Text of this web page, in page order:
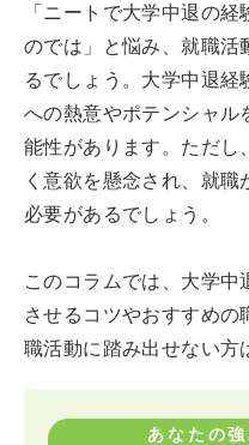
「ニートで大学中退の
のでは」と悩み、就職活
るでしょう。大学中退
への熱意やポテンシャル
能性があります。ただし
く意欲を懸念され、就
必要があるでしょう。
このコラムでは、大学
させるコツやおすすめ
職活動に踏み出せない方
あなたの